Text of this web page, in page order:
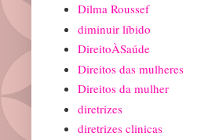
Dilma Roussef
diminuir líbido
DireitoÀSaúde
Direitos das mulheres
Direitos da mulher
diretrizes
diretrizes clinicas